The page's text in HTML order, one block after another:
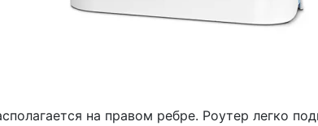
на правом ребре. Роутер легко